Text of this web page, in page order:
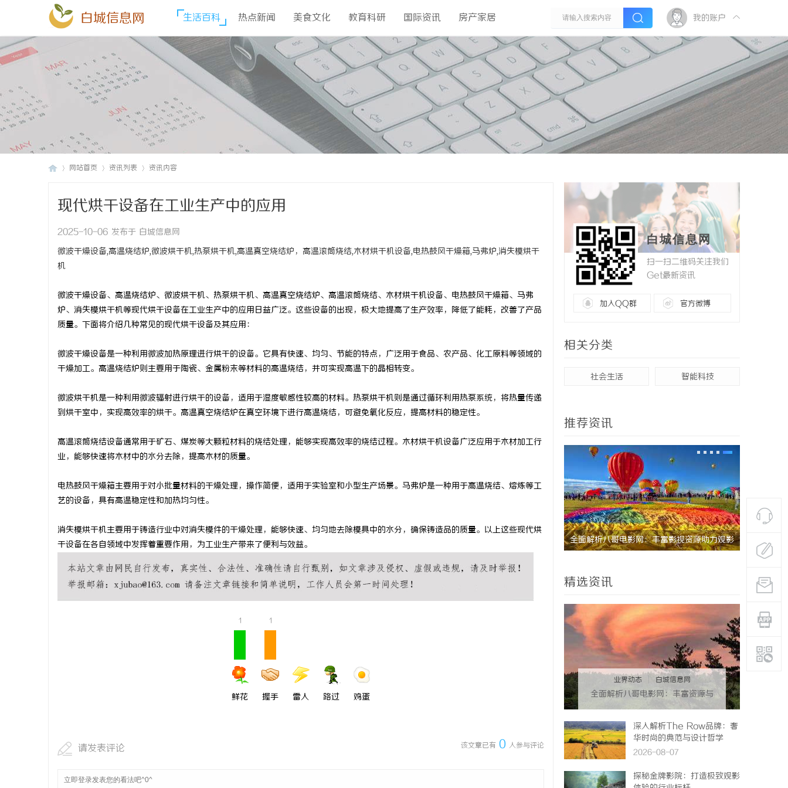
白城信息网 生活百科 热点新闻 美食文化 教育科研 国际资讯 房产家居 我的账户
网站首页 资讯列表 资讯内容
现代烘干设备在工业生产中的应用
2025-10-06 发布于 白城信息网
微波干燥设备,高温烧结炉,微波烘干机,热泵烘干机,高温真空烧结炉，高温滚筒烧结,木材烘干机设备,电热鼓风干燥箱,马弗炉,消失模烘干
机
微波干燥设备、高温烧结炉、微波烘干机、热泵烘干机、高温真空烧结炉、高温滚筒烧结、木材烘干机设备、电热鼓风干燥箱、马弗
炉、消失模烘干机等现代烘干设备在工业生产中的应用日益广泛。这些设备的出现，极大地提高了生产效率，降低了能耗，改善了产品
质量。下面将介绍几种常见的现代烘干设备及其应用：
微波干燥设备是一种利用微波加热原理进行烘干的设备。它具有快速、均匀、节能的特点，广泛用于食品、农产品、化工原料等领域的
干燥加工。高温烧结炉则主要用于陶瓷、金属粉末等材料的高温烧结，并可实现高温下的晶相转变。
微波烘干机是一种利用微波辐射进行烘干的设备，适用于湿度敏感性较高的材料。热泵烘干机则是通过循环利用热泵系统，将热量传递
到烘干室中，实现高效率的烘干。高温真空烧结炉在真空环境下进行高温烧结，可避免氧化反应，提高材料的稳定性。
高温滚筒烧结设备通常用于矿石、煤炭等大颗粒材料的烧结处理，能够实现高效率的烧结过程。木材烘干机设备广泛应用于木材加工行
业，能够快速将木材中的水分去除，提高木材的质量。
电热鼓风干燥箱主要用于对小批量材料的干燥处理，操作简便，适用于实验室和小型生产场景。马弗炉是一种用于高温烧结、熔炼等工
艺的设备，具有高温稳定性和加热均匀性。
消失模烘干机主要用于铸造行业中对消失模件的干燥处理，能够快速、均匀地去除模具中的水分，确保铸造品的质量。以上这些现代烘
干设备在各自领域中发挥着重要作用，为工业生产带来了便利与效益。
1
鲜花
1
握手 雷人 路过 鸡蛋
该文章已有 0 人参与评论
请发表评论
白城信息网
扫一扫二维码关注我们
Get最新资讯
加入QQ群 官方微博
相关分类
社会生活 智能科技
推荐资讯
干燥症患者口干眼燥熬多年，一个周期缓过 深度解析蚂蚁影视：智能影视平台的未来趋势 全面解析八哥电影网：丰富影视资源助力观影
精选资讯
业界动态 白城信息网
全面解析八哥电影网：丰富资源与
优质观影体验的终极指南
深入解析The Row品牌：奢
华时尚的典范与设计哲学
2026-08-07
探秘金牌影院：打造极致观影